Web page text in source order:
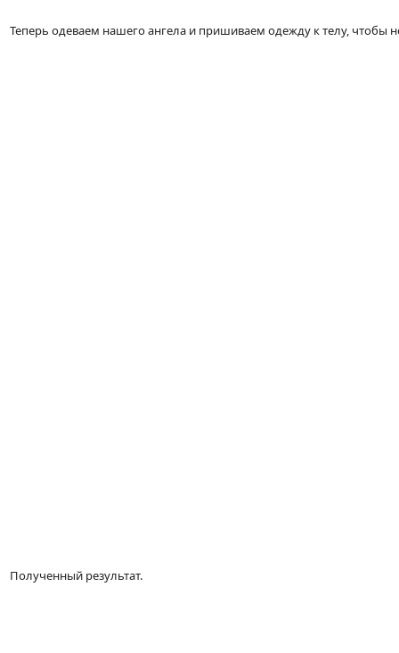
Теперь одеваем нашего ангела и пришиваем одежду к телу, чтобы
Полученный результат.